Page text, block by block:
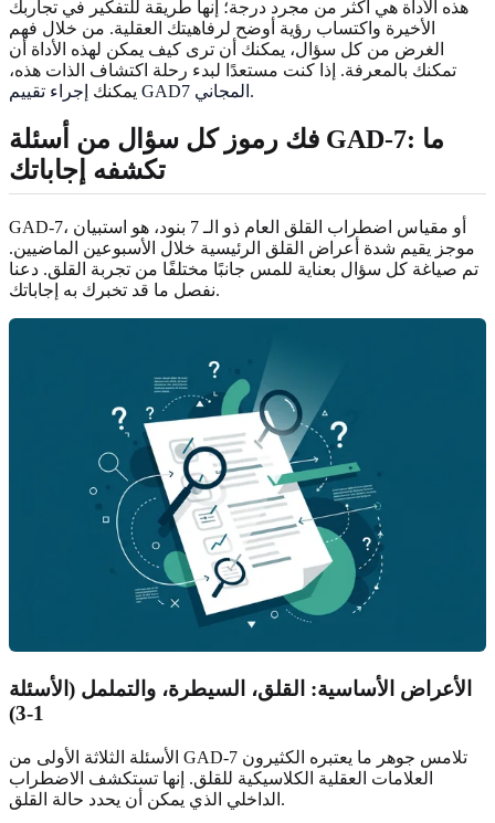
هذه الأداة هي أكثر من مجرد درجة؛ إنها طريقة للتفكير في تجاربك
الأخيرة واكتساب رؤية أوضح لرفاهيتك العقلية. من خلال فهم
الغرض من كل سؤال، يمكنك أن ترى كيف يمكن لهذه الأداة أن
تمكنك بالمعرفة. إذا كنت مستعدًا لبدء رحلة اكتشاف الذات هذه،
يمكنك
إجراء تقييم GAD7 المجاني .
فك رموز كل سؤال من أسئلة GAD-7: ما
تكشفه إجاباتك
GAD-7، أو مقياس اضطراب القلق العام ذو الـ 7 بنود، هو استبيان
موجز يقيم شدة أعراض القلق الرئيسية خلال الأسبوعين الماضيين.
تم صياغة كل سؤال بعناية للمس جانبًا مختلفًا من تجربة القلق. دعنا
نفصل ما قد تخبرك به إجاباتك.
الأعراض الأساسية: القلق، السيطرة، والتململ (الأسئلة
1-3)
الأسئلة الثلاثة الأولى من GAD-7 تلامس جوهر ما يعتبره الكثيرون
العلامات العقلية الكلاسيكية للقلق. إنها تستكشف الاضطراب
الداخلي الذي يمكن أن يحدد حالة القلق.